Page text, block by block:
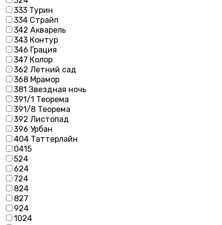
333 Турин
334 Страйп
342 Акварель
343 Контур
346 Грация
347 Колор
362 Летний сад
368 Мрамор
381 Звездная ночь
391/1 Теорема
391/8 Теорема
392 Листопад
396 Урбан
404 Таттерлайн
0415
524
624
724
824
827
924
1024